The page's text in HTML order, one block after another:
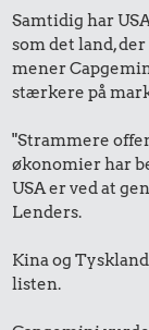
Samtidig har
som det land,
mener
stærkere på
"Strammere
økonomier har
USA er ved at
Lenders.
Kina og
listen.